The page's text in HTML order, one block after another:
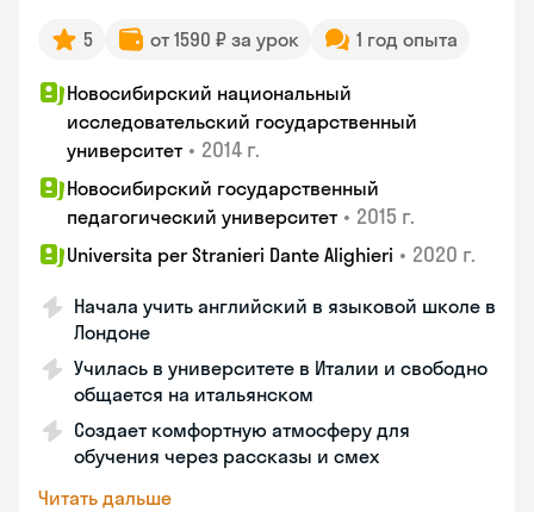
5 от 1590 ₽ за урок 1 год опыта
Новосибирский национальный
исследовательский государственный
университет • 2014 г.
Новосибирский государственный
педагогический университет • 2015 г.
Universita per Stranieri Dante Alighieri • 2020 г.
Начала учить английский в языковой школе в
Лондоне
Училась в университете в Италии и свободно
общается на итальянском
Создает комфортную атмосферу для
обучения через рассказы и смех
Читать дальше